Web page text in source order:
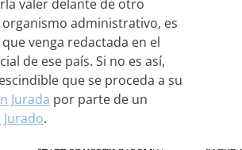
valer delante de otro
administrativo, es
venga redactada en el
de ese país. Si no es así,
que se proceda a su
Jurada por parte de un
.